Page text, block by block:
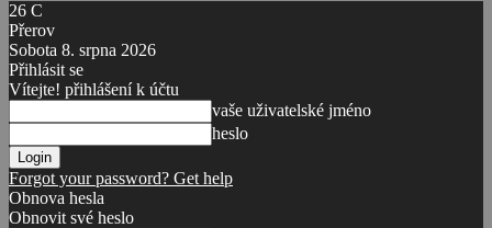
26 C
Přerov
Sobota 8. srpna 2026
Přihlásit se
Vítejte! přihlášení k účtu
vaše uživatelské jméno
heslo
Forgot your password? Get help
Obnova hesla
Obnovit své heslo